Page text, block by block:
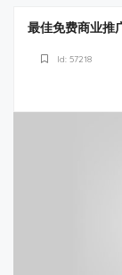
最佳免费商业推
Id: 57218